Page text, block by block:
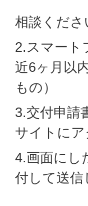
相談くださ
2.スマート
近6ヶ月以
もの）
3.交付申請
サイトにア
4.画面にし
付して送信